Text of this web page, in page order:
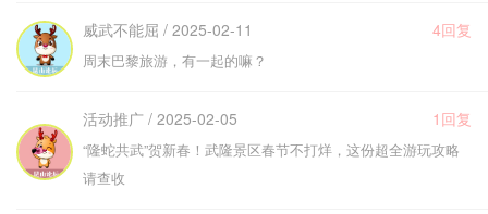
威武不能屈 / 2025-02-11 4回复
周末巴黎旅游，有一起的嘛？
活动推广 / 2025-02-05 1回复
“隆蛇共武”贺新春！武隆景区春节不打烊，这份超全游玩攻略
请查收